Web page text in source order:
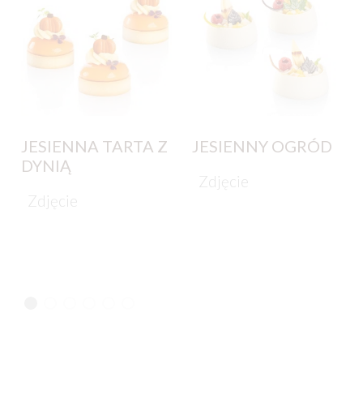
JESIENNA TARTA Z
DYNIĄ
Zdjęcie
JESIENNY OGRÓD
Zdjęcie